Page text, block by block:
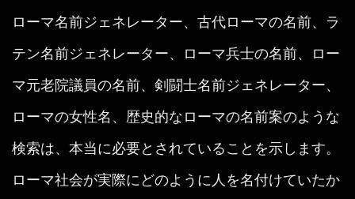
ローマ名前ジェネレーター、古代ローマの名前、ラ
テン名前ジェネレーター、ローマ兵士の名前、ロー
マ元老院議員の名前、剣闘士名前ジェネレーター、
ローマの女性名、歴史的なローマの名前案のような
検索は、本当に必要とされていることを示します。
ローマ社会が実際にどのように人を名付けていたか